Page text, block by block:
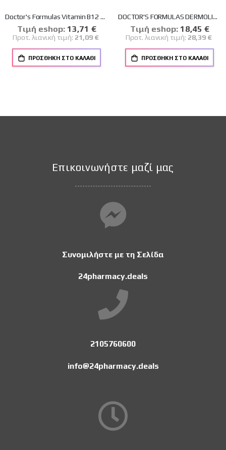
Doctor's Formulas Vitamin B12 Spray 30ml Doctor's Formulas Vitamin B12 Spray 30ml
Tιμή eshop: Ειδική
Τιμή
13,71 €
Προτ. λιανική τιμή: 21,09 €
ΠΡΟΣΘΉΚΗ ΣΤΟ ΚΑΛΆΘΙ
DOCTOR'S FORMULAS DERMOLIN 60 CAPS
Tιμή eshop: Ειδική
Τιμή
18,45 €
Προτ. λιανική τιμή: 28,39 €
ΠΡΟΣΘΉΚΗ ΣΤΟ ΚΑΛΆΘΙ
Επικοινωνήστε μαζί μας
Συνομιλήστε με τη Σελίδα
24pharmacy.deals
2105760600
info@24pharmacy.deals